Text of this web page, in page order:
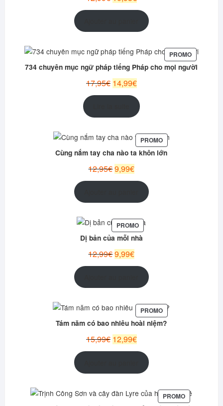
actuel
est :
PROMOPRODUIT
EN
734 chuyên mục ngữ pháp tiếng Pháp cho mọi người
17,95€ Le
prix
14,99€Le
actuel
est :
PROMOPRODUIT
EN
PROMOTION
Cùng nắm tay cha nào ta khôn lớn
12,95€Le
9,99€Le
actuel
est :
PROMOPRODUIT
EN
PROMOTION
Dị bản của mỗi nhà
12,99€Le
9,99€Le
actuel
est :
PROMOPRODUIT
EN
PROMOTION
Tám năm có bao nhiêu hoài niệm?
15,99€ Le
prix
12,99€Le
prix
actuel
est :
PROMOPRODUIT